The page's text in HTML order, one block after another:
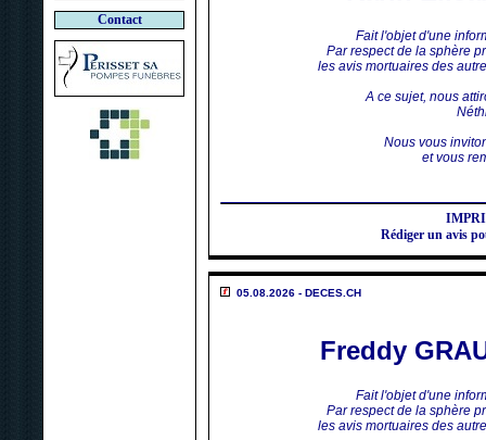
Contact
Fait l'objet d'une
Par respect de la sphère
les avis mortuaires des
A ce sujet, nous
Nous vous
et vous
Rédiger un avis
05.08.2026 - DECES.CH
Freddy
Fait l'objet d'une
Par respect de la sphère
les avis mortuaires des